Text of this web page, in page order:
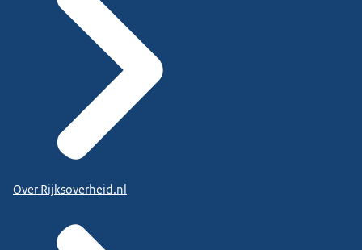
Over Rijksoverheid.nl